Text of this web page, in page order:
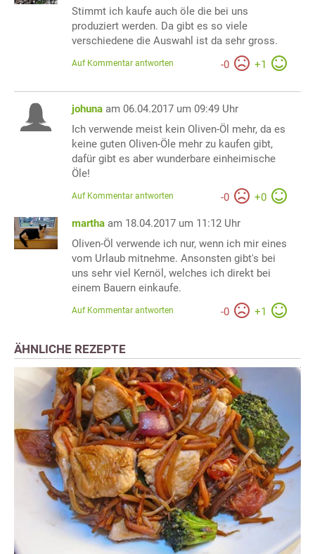
Stimmt ich kaufe auch öle die bei uns
produziert werden. Da gibt es so viele
verschiedene die Auswahl ist da sehr gross.
-0 +1
Auf Kommentar antworten
johuna am 06.04.2017 um 09:49 Uhr
Ich verwende meist kein Oliven-Öl mehr, da es
keine guten Oliven-Öle mehr zu kaufen gibt,
dafür gibt es aber wunderbare einheimische
Öle!
-0 +0
Auf Kommentar antworten
martha am 18.04.2017 um 11:12 Uhr
Oliven-Öl verwende ich nur, wenn ich mir eines
vom Urlaub mitnehme. Ansonsten gibt's bei
uns sehr viel Kernöl, welches ich direkt bei
einem Bauern einkaufe.
-0 +1
Auf Kommentar antworten
ÄHNLICHE REZEPTE